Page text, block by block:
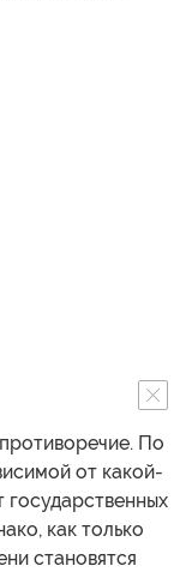
По
от какой-
государственных
как только
становятся